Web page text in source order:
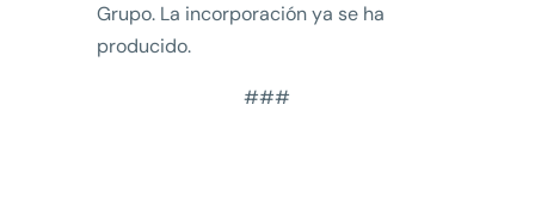
Grupo. La incorporación ya se ha
producido.
###